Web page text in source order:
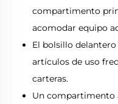
compartimento
acomodar equipo
El bolsillo
artículos de uso
carteras.
Un compartimento